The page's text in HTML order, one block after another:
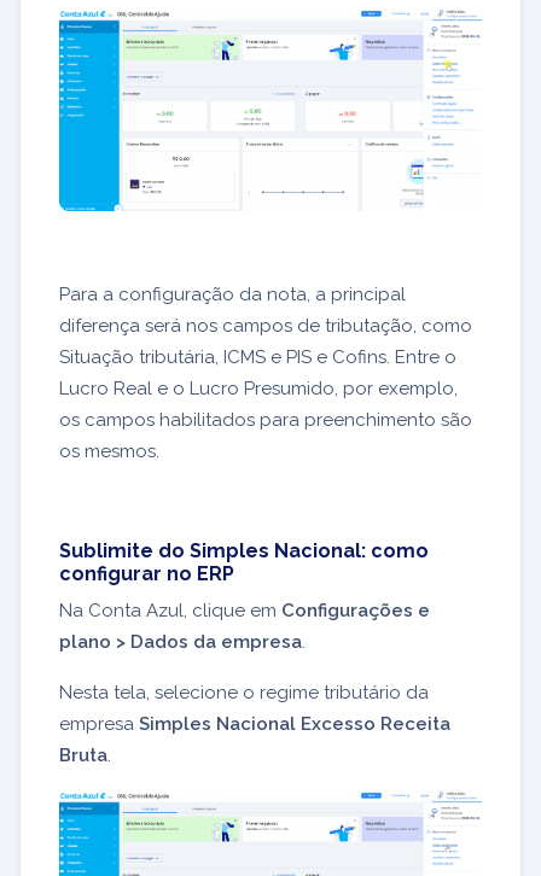
Para a configuração da nota, a principal
diferença será nos campos de tributação, como
Situação tributária, ICMS e PIS e Cofins. Entre o
Lucro Real e o Lucro Presumido, por exemplo,
os campos habilitados para preenchimento são
os mesmos.
Sublimite do Simples Nacional: como
configurar no ERP
Na Conta Azul, clique em Configurações e
plano > Dados da empresa
Nesta tela, selecione o regime tributário da
empresa Simples Nacional Excesso Receita
Bruta